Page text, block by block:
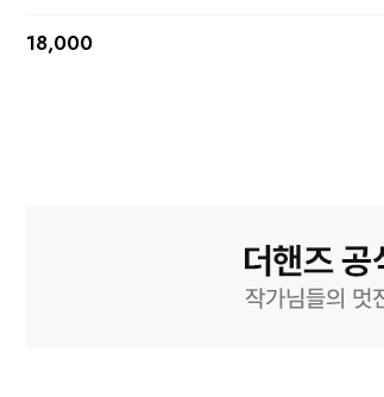
18,000